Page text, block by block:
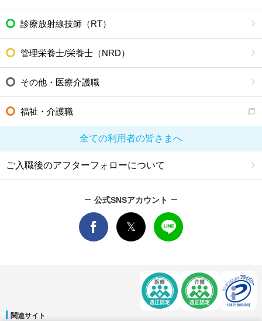
診療放射線技師（RT）
管理栄養士/栄養士（NRD）
その他・医療介護職
福祉・介護職
全ての利用者の皆さまへ
ご入職後のアフターフォローについて
公式SNSアカウント
関連サイト